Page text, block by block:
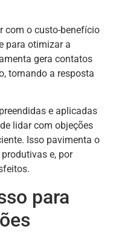
com o custo-benefício
para otimizar a
gera contatos
tornando a resposta
e aplicadas
lidar com objeções
Isso pavimenta o
e, por
para